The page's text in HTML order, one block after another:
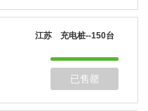
江苏 充电桩--150台
已售罄